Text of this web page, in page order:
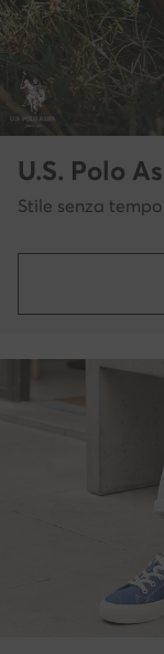
U.S. Polo
Stile senza